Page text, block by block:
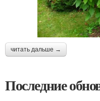
читать дальше →
Последние